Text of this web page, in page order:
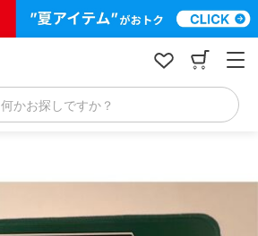
何かお探しですか？